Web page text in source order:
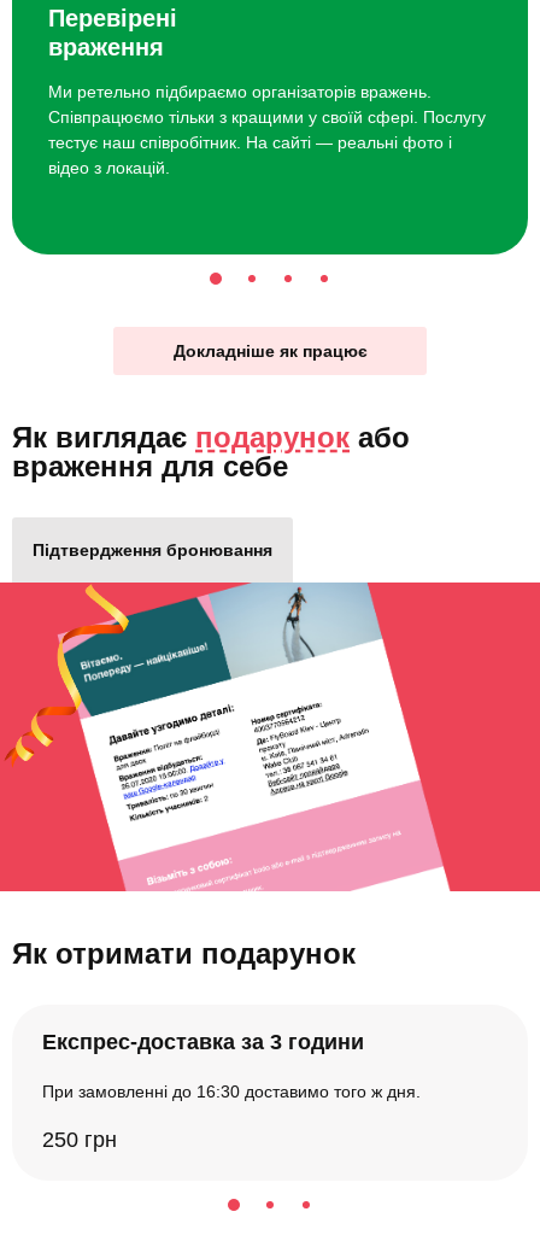
Перевірені
враження
Ми ретельно підбираємо організаторів вражень.
Співпрацюємо тільки з кращими у своїй сфері. Послугу
тестує наш співробітник. На сайті — реальні фото і
відео з локацій.
Докладніше як працює
Як виглядає подарунок або
враження для себе
Підтвердження бронювання
Як отримати подарунок
Експрес-доставка за 3 години
При замовленні до 16:30 доставимо того ж дня.
250 грн